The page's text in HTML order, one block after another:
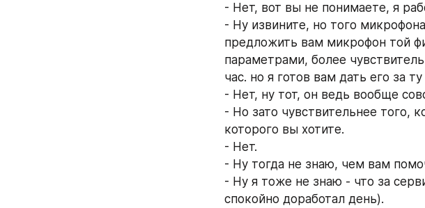
- Нет, вот вы не понимаете, я
- Ну извините, но того
предложить вам микрофон той
параметрами, более
час. но я готов вам дать его за
- Нет, ну тот, он ведь вообще
- Но зато чувствительнее того,
которого вы хотите.
- Нет.
- Ну тогда не знаю, чем вам
- Ну я тоже не знаю - что за
спокойно доработал день).